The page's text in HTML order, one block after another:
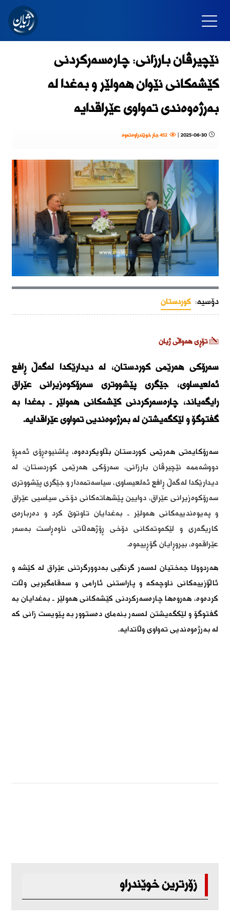
نێچيرڤان بارزانی: چاره‌سه‌ركردنی
كێشه‌كانی نێوان هه‌ولێر و به‌غدا له‌
به‌رژه‌وه‌ندی ته‌واوى عێراقدایە
2025-06-30
| 452 جار خوێندراوەتەوە
دۆسیە:کوردستان
تۆڕی هەواڵی ژیان
سه‌رۆكی هه‌رێمی كوردستان، له‌ ديدارێكدا له‌گه‌ڵ ڕافع
ئه‌لعيساوى، جێگرى پێشووترى سه‌رۆكوه‌زيرانى عێراق
رایگەیاند، چاره‌سه‌ركردنى كێشه‌كانى هه‌ولێر ـ به‌غدا به‌
گفتوگۆ و لێكگه‌يشتن لە به‌رژه‌وه‌نديى ته‌واوى عێراقدایە.
سەرۆکایەتی هەرێمی کوردستان بڵاویکردەوە، پاشنيوه‌ڕۆى ئه‌مڕۆ
دووشه‌ممه‌ نێچيرڤان بارزانى، سه‌رۆكى هه‌رێمى كوردستان، له‌
ديدارێكدا له‌گه‌ڵ ڕافع ئه‌لعيساوى، سياسه‌تمه‌دار و جێگرى پێشووترى
سه‌رۆكوه‌زيرانى عێراق، دوايين پێشهاته‌كانى دۆخى سياسيى عێراق
و په‌يوه‌ندييه‌كانى هه‌ولێر ـ به‌غدايان تاوتوێ كرد و ده‌رباره‌ى
كاريگه‌رى و لێكه‌وته‌كانى دۆخى ڕۆژهه‌ڵاتى ناوه‌ڕاست به‌سه‌ر
عێراقه‌وه‌، بيروڕايان گۆڕييه‌وه‌.
هه‌ردوولا جه‌ختيان له‌سه‌ر گرنگيى به‌دوورگرتنى عێراق له‌ كێشه‌ و
ئاڵۆزييه‌كانى ناوچه‌كه‌ و پاراستنى ئارامى و سه‌قامگيريى وڵات
كرده‌وه‌، هه‌روه‌ها چاره‌سه‌ركردنى كێشه‌كانى هه‌ولێر ـ به‌غدايان به‌
گفتوگۆ و لێكگه‌يشتن له‌سه‌ر بنه‌ماى ده‌ستوور به‌ پێويست زانى كه‌
له‌ به‌رژه‌وه‌نديى ته‌واوى وڵاتدايه‌.
زۆرترین خوێندراو